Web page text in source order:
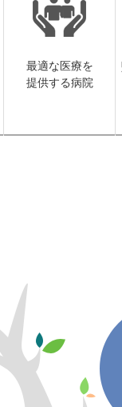
最適な医療を
提供する病院